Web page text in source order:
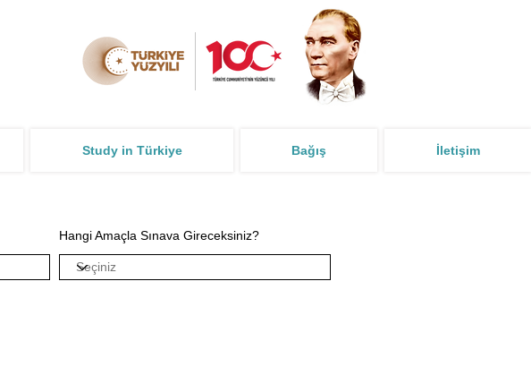
Study in Türkiye Bağış İletişim
Hangi Amaçla Sınava Gireceksiniz?